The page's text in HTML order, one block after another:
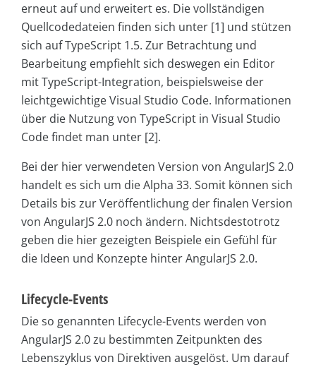
erneut auf und erweitert es. Die vollständigen
Quellcodedateien finden sich unter [1] und stützen
sich auf TypeScript 1.5. Zur Betrachtung und
Bearbeitung empfiehlt sich deswegen ein Editor
mit TypeScript-Integration, beispielsweise der
leichtgewichtige Visual Studio Code. Informationen
über die Nutzung von TypeScript in Visual Studio
Code findet man unter [2].
Bei der hier verwendeten Version von AngularJS 2.0
handelt es sich um die Alpha 33. Somit können sich
Details bis zur Veröffentlichung der finalen Version
von AngularJS 2.0 noch ändern. Nichtsdestotrotz
geben die hier gezeigten Beispiele ein Gefühl für
die Ideen und Konzepte hinter AngularJS 2.0.
Lifecycle-Events
Die so genannten Lifecycle-Events werden von
AngularJS 2.0 zu bestimmten Zeitpunkten des
Lebenszyklus von Direktiven ausgelöst. Um darauf